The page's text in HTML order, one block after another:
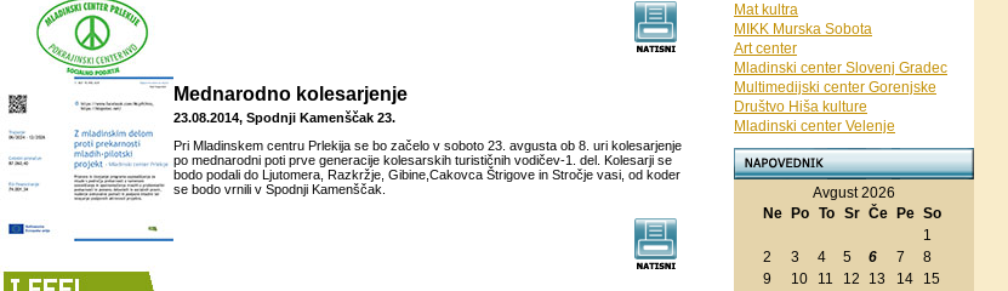
Mednarodno kolesarjenje
23.08.2014, Spodnji Kamenščak 23.
Pri Mladinskem centru Prlekija se bo začelo v soboto 23. avgusta ob 8. uri kolesarjenje
po mednarodni poti prve generacije kolesarskih turističnih vodičev-1. del. Kolesarji se
bodo podali do Ljutomera, Razkržje, Gibine,Cakovca Štrigove in Stročje vasi, od koder
se bodo vrnili v Spodnji Kamenščak.
Mat kultra
MIKK Murska Sobota
Art center
Mladinski center Slovenj Gradec
Multimedijski center Gorenjske
Društvo Hiša kulture
Mladinski center Velenje
Avgust 2026
Ne
Po To Sr Če Pe So
1
2
3 4 5 6 7
8
9
10 11 12 13 14
15